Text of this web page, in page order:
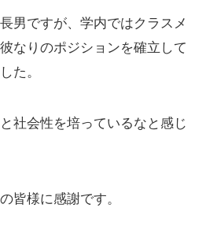
男ですが、学内ではクラスメ
なりのポジションを確立して
た。
社会性を培っているなと感じ
皆様に感謝です。